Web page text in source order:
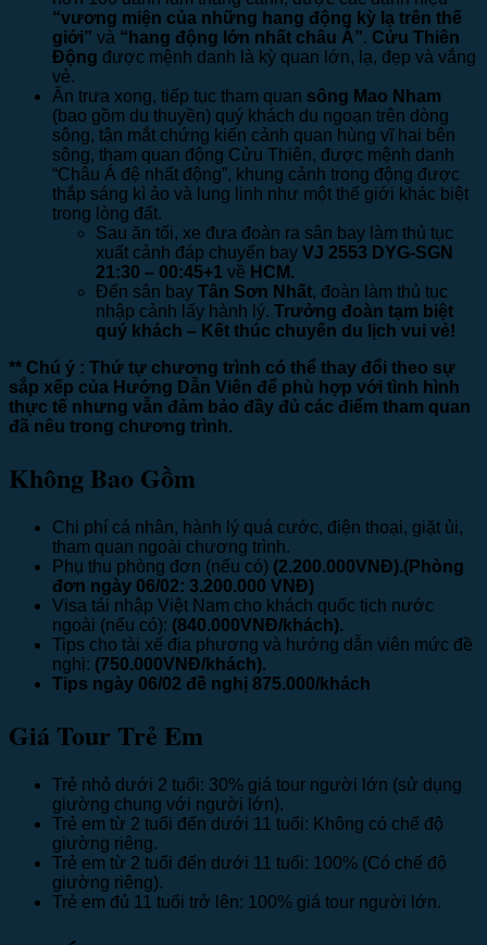
“vương miện của những hang động kỳ lạ trên thế
giới” và “hang động lớn nhất châu Á”. Cửu Thiên
Động được mệnh danh là kỳ quan lớn, lạ, đẹp và vắng
vẻ.
Ăn trưa xong, tiếp tục tham quan sông Mao Nham
(bao gồm du thuyền) quý khách du ngoạn trên dòng
sông, tận mắt chứng kiến cảnh quan hùng vĩ hai bên
sông, tham quan động Cửu Thiên, được mệnh danh
“Châu Á đệ nhất động”, khung cảnh trong động được
thắp sáng kì ảo và lung linh như một thế giới khác biệt
trong lòng đất.
Sau ăn tối, xe đưa đoàn ra sân bay làm thủ tục
xuất cảnh đáp chuyến bay VJ 2553 DYG-SGN
21:30 – 00:45+1 về HCM.
Đến sân bay Tân Sơn Nhất, đoàn làm thủ tục
nhập cảnh lấy hành lý. Trưởng đoàn tạm biệt
quý khách – Kết thúc chuyến du lịch vui vẻ!
** Chú ý : Thứ tự chương trình có thể thay đổi theo sự
sắp xếp của Hướng Dẫn Viên để phù hợp với tình hình
thực tế nhưng vẫn đảm bảo đầy đủ các điểm tham quan
đã nêu trong chương trình.
Không Bao Gồm
Chi phí cá nhân, hành lý quá cước, điện thoại, giặt ủi,
tham quan ngoài chương trình.
Phụ thu phòng đơn (nếu có) (2.200.000VNĐ).(Phòng
đơn ngày 06/02: 3.200.000 VNĐ)
Visa tái nhập Việt Nam cho khách quốc tịch nước
ngoài (nếu có): (840.000VNĐ/khách).
Tips cho tài xế địa phương và hướng dẫn viên mức đề
nghị: (750.000VNĐ/khách).
Tips ngày 06/02 đề nghị 875.000/khách
Giá Tour Trẻ Em
Trẻ nhỏ dưới 2 tuổi: 30% giá tour người lớn (sử dụng
giường chung với người lớn).
Trẻ em từ 2 tuổi đến dưới 11 tuổi: Không có chế độ
giường riêng.
Trẻ em từ 2 tuổi đến dưới 11 tuổi: 100% (Có chế độ
giường riêng).
Trẻ em đủ 11 tuổi trở lên: 100% giá tour người lớn.